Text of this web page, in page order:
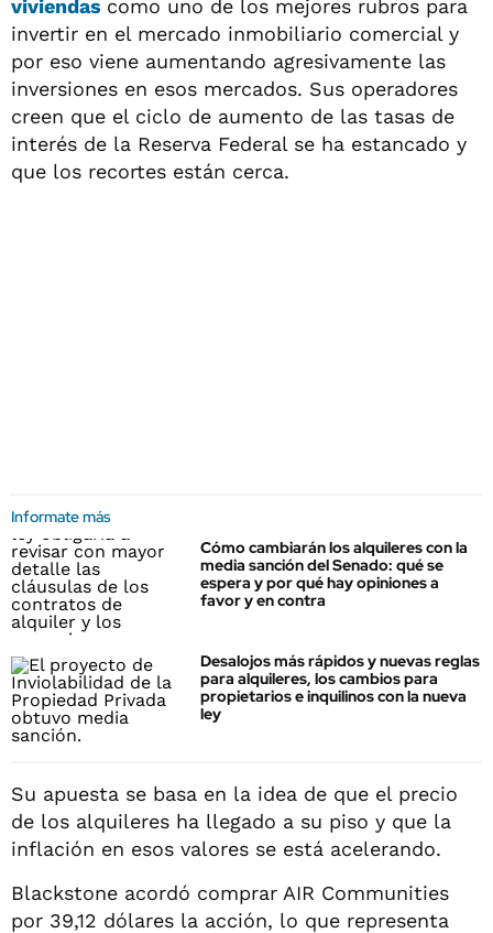
viviendas como uno de los mejores rubros para
invertir en el mercado inmobiliario comercial y
por eso viene aumentando agresivamente las
inversiones en esos mercados. Sus operadores
creen que el ciclo de aumento de las tasas de
interés de la Reserva Federal se ha estancado y
que los recortes están cerca.
Informate más
Cómo cambiarán los alquileres con la
media sanción del Senado: qué se
espera y por qué hay opiniones a
favor y en contra
Desalojos más rápidos y nuevas reglas
para alquileres, los cambios para
propietarios e inquilinos con la nueva
ley
Su apuesta se basa en la idea de que el precio
de los alquileres ha llegado a su piso y que la
inflación en esos valores se está acelerando.
Blackstone acordó comprar AIR Communities
por 39,12 dólares la acción, lo que representa